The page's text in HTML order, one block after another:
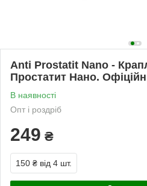
Anti Prostatit Nano -
Простатит Нано.
В наявності
Опт і роздріб
249 ₴
150 ₴ від 4 шт.